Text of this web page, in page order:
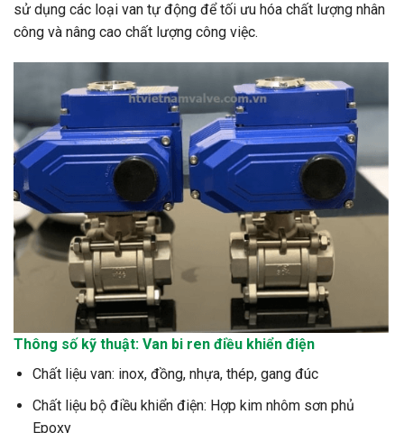
sử dụng các loại van tự động để tối ưu hóa chất lượng nhân
công và nâng cao chất lượng công việc.
Thông số kỹ thuật: Van bi ren điều khiển điện
Chất liệu van: inox, đồng, nhựa, thép, gang đúc
Chất liệu bộ điều khiển điện: Hợp kim nhôm sơn phủ
Epoxy